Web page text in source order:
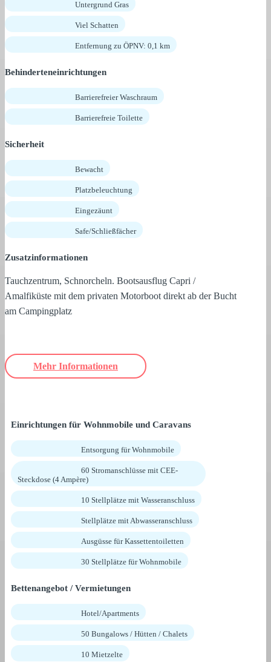
Untergrund Gras
Viel Schatten
Entfernung zu ÖPNV: 0,1 km
Behinderteneinrichtungen
Barrierefreier Waschraum
Barrierefreie Toilette
Sicherheit
Bewacht
Platzbeleuchtung
Eingezäunt
Safe/Schließfächer
Zusatzinformationen
Tauchzentrum, Schnorcheln. Bootsausflug Capri /
Amalfiküste mit dem privaten Motorboot direkt ab der Bucht
am Campingplatz
Mehr Informationen
Einrichtungen für Wohnmobile und Caravans
Entsorgung für Wohnmobile
60 Stromanschlüsse mit CEE-
Steckdose (4 Ampère)
10 Stellplätze mit Wasseranschluss
Stellplätze mit Abwasseranschluss
Ausgüsse für Kassettentoiletten
30 Stellplätze für Wohnmobile
Bettenangebot / Vermietungen
Hotel/Apartments
50 Bungalows / Hütten / Chalets
10 Mietzelte